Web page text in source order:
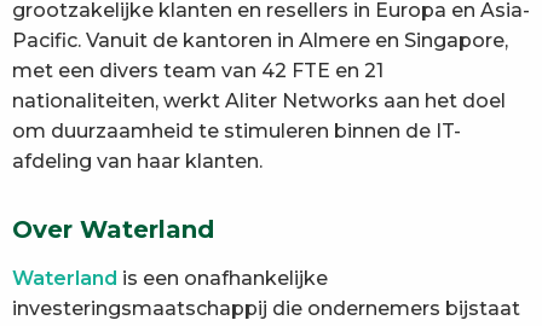
grootzakelijke klanten en resellers in Europa en Asia-
Pacific. Vanuit de kantoren in Almere en Singapore,
met een divers team van 42 FTE en 21
nationaliteiten, werkt Aliter Networks aan het doel
om duurzaamheid te stimuleren binnen de IT-
afdeling van haar klanten.
Over Waterland
Waterland is een onafhankelijke
investeringsmaatschappij die ondernemers bijstaat